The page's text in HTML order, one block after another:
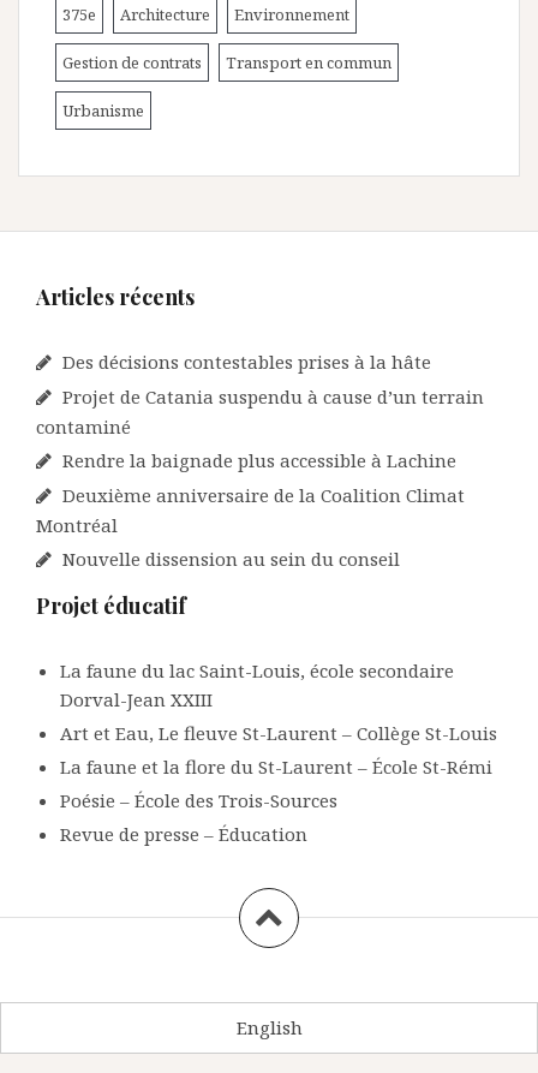
375e Architecture Environnement
Gestion de contrats Transport en commun
Urbanisme
Articles récents
Des décisions contestables prises à la hâte
Projet de Catania suspendu à cause d’un terrain
contaminé
Rendre la baignade plus accessible à Lachine
Deuxième anniversaire de la Coalition Climat
Montréal
Nouvelle dissension au sein du conseil
Projet éducatif
La faune du lac Saint-Louis, école secondaire
Dorval-Jean XXIII
Art et Eau, Le fleuve St-Laurent – Collège St-Louis
La faune et la flore du St-Laurent – École St-Rémi
Poésie – École des Trois-Sources
Revue de presse – Éducation
English